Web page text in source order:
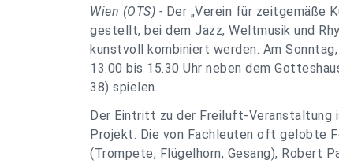
Wien (OTS) - Der „Verein für zeitgemäße
gestellt, bei dem Jazz, Weltmusik und
kunstvoll kombiniert werden. Am
13.00 bis 15.30 Uhr neben dem
38) spielen.
Der Eintritt zu der Freiluft-Veranstaltung
Projekt. Die von Fachleuten oft gelobte
(Trompete, Flügelhorn, Gesang), Robert